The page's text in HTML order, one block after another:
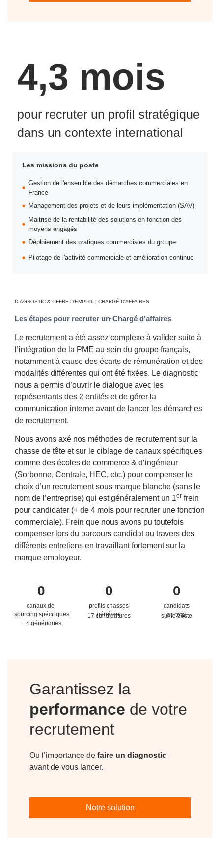
4,3 mois
pour recruter un profil stratégique
dans un contexte international
Les missions du poste
Gestion de l'ensemble des démarches commerciales en
France
Management des projets et de leurs implémentation (SAV)
Maitrise de la rentabilité des solutions en fonction des
moyens engagés
Déploiement des pratiques commerciales du groupe
Pilotage de l'activité commerciale et amélioration continue
DIAGNOSTIC & OFFRE D'EMPLOI | CHARGÉ D'AFFAIRES
Les étapes pour recruter un·Chargé d'affaires
Le recrutement a été assez complexe à valider suite à
l’intégration de la PME au sein du groupe français,
notamment à cause des écarts de rémunération et des
modalités différentes qui ont été fixées. Le diagnostic
nous a permis d’ouvrir le dialogue avec les
représentants des 2 entités et de gérer la
communication interne avant de lancer les démarches
de recrutement.
Nous avons axé nos méthodes de recrutement sur la
chasse de tête et sur le ciblage de canaux spécifiques
comme des écoles de commerce & d’ingénieur
(Sorbonne, Centrale, HEC, etc.) pour compenser le
choix d’un recrutement sous marque blanche (sans le
nom de l’entreprise) qui est généralement un 1er frein
pour candidater (+ de 4 mois pour recruter une fonction
commerciale). Frein que nous avons pu toutefois
compenser lors du parcours candidat au travers des
différents entretiens en travaillant fortement sur la
marque employeur.
0 0 0
canaux de profils chassés
candidats
sourcing spécifiques
générant
au total
+ 4 génériques
17 candidatures sur le poste
Garantissez la
performance de votre
recrutement
Ou l’importance de faire un diagnostic
avant de vous lancer.
Notre solution